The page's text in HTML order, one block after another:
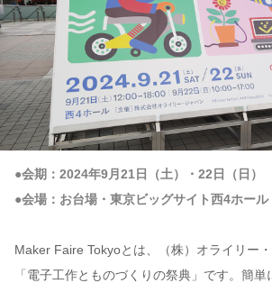
●会期：2024年9月21日（土）・22日（日）
●会場：お台場・東京ビッグサイト西4ホール
Maker Faire Tokyoとは、（株）オライリー
「電子工作とものづくりの祭典」です。簡